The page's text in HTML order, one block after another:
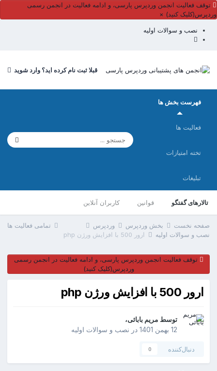
توقف فعالیت انجمن وردپرس پارسی، و ادامه فعالیت در انجمن رسمی
وردپرس(کلیک کنید) ×
نصب و سوالات اولیه
قبلا ثبت نام کرده اید؟ وارد شوید
فهرست بخش ها
تالارهای گفتگو قوانین کاربران آنلاین
فعالیت ها
تخته امتیازات
تبلیغات
تمامی فعالیت ها صفحه نخست بخش وردپرس
وردپرس
نصب و سوالات اولیه
ارور 500 با افزایش ورژن php
توقف فعالیت انجمن وردپرس پارسی، و ادامه فعالیت در انجمن رسمی
وردپرس(کلیک کنید)
ارور 500 با افزایش ورژن php
توسط مریم بابائی،
12 بهمن 1401
در نصب و سوالات اولیه
دنبال‌کننده 0